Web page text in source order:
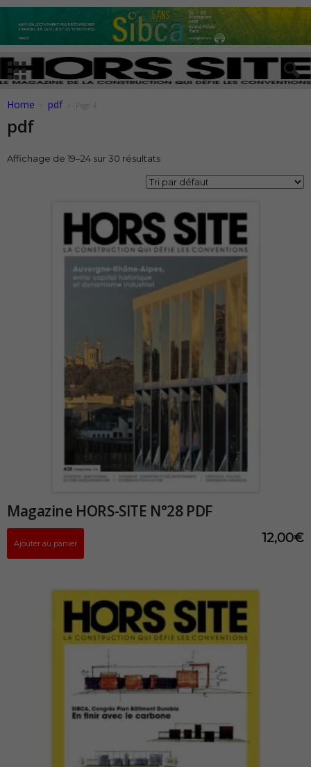
Home pdf Page 4
pdf
Affichage de 19–24 sur 30 résultats
Magazine HORS-SITE N°28 PDF
12,00€
Ajouter au panier